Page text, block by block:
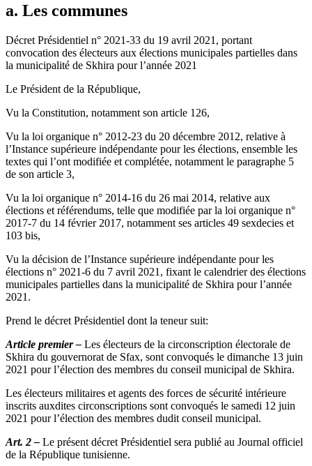
a. Les communes
Décret Présidentiel n° 2021-33 du 19 avril 2021, portant
convocation des électeurs aux élections municipales partielles dans
la municipalité de Skhira pour l’année 2021
Le Président de la République,
Vu la Constitution, notamment son article 126,
Vu la loi organique n° 2012-23 du 20 décembre 2012, relative à
l’Instance supérieure indépendante pour les élections, ensemble les
textes qui l’ont modifiée et complétée, notamment le paragraphe 5
de son article 3,
Vu la loi organique n° 2014-16 du 26 mai 2014, relative aux
élections et référendums, telle que modifiée par la loi organique n°
2017-7 du 14 février 2017, notamment ses articles 49 sexdecies et
103 bis,
Vu la décision de l’Instance supérieure indépendante pour les
élections n° 2021-6 du 7 avril 2021, fixant le calendrier des élections
municipales partielles dans la municipalité de Skhira pour l’année
2021.
Prend le décret Présidentiel dont la teneur suit:
Article premier – Les électeurs de la circonscription électorale de
Skhira du gouvernorat de Sfax, sont convoqués le dimanche 13 juin
2021 pour l’élection des membres du conseil municipal de Skhira.
Les électeurs militaires et agents des forces de sécurité intérieure
inscrits auxdites circonscriptions sont convoqués le samedi 12 juin
2021 pour l’élection des membres dudit conseil municipal.
Art. 2 – Le présent décret Présidentiel sera publié au Journal officiel
de la République tunisienne.